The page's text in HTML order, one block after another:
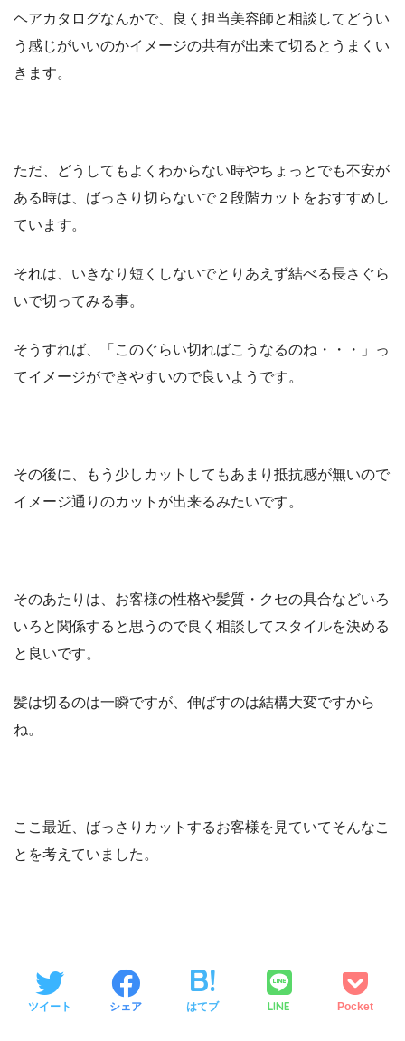
ヘアカタログなんかで、良く担当美容師と相談してどうい
う感じがいいのかイメージの共有が出来て切るとうまくい
きます。
ただ、どうしてもよくわからない時やちょっとでも不安が
ある時は、ばっさり切らないで２段階カットをおすすめし
ています。
それは、いきなり短くしないでとりあえず結べる長さぐら
いで切ってみる事。
そうすれば、「このぐらい切ればこうなるのね・・・」っ
てイメージができやすいので良いようです。
その後に、もう少しカットしてもあまり抵抗感が無いので
イメージ通りのカットが出来るみたいです。
そのあたりは、お客様の性格や髪質・クセの具合などいろ
いろと関係すると思うので良く相談してスタイルを決める
と良いです。
髪は切るのは一瞬ですが、伸ばすのは結構大変ですから
ね。
ここ最近、ばっさりカットするお客様を見ていてそんなこ
とを考えていました。
ツイート シェア はてブ LINE Pocket